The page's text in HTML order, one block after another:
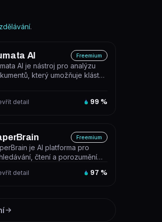
.
AI Freemium
AI je nástroj pro analýzu
který umožňuje klást
detail 99 %
Freemium
je AI platforma pro
čtení a porozumění
detail 97 %